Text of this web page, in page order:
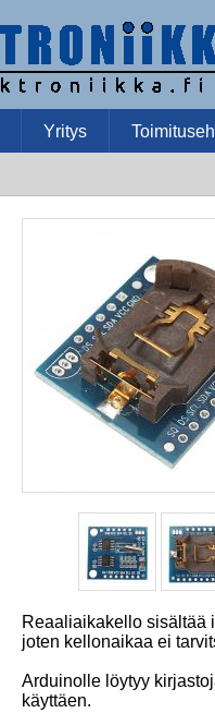
Yritys
Reaaliaikakello sisältää
joten kellonaikaa ei
Arduinolle löytyy
käyttäen.